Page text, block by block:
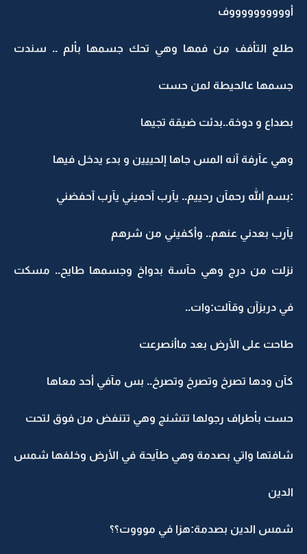
أووووووووووف
طلع التأفف من فمها وهي تحك جسمها بألم .. سندت
جسمها عالحيطة لمن حست
بصداع و دوخة..بدئت ضيقة تجيها
وهي عآرفة آنه المس جاها إلحييين و بدء يدخل فيها
:بسم الله رحمآن رحييم.. يآرب آحميني يآرب آحفضني
يآرب بعدني عنهم.. وأكفيني من شرهم
نزلت من درج وهي حآسة بدواخ وجسمها طايح.. مسكت
في دربزآن وقآلت:وات..
طاحت على الأرض بعد ماأنصرعت
كآن ودها تصرخ وتصرخ وتصرخ.. بس مآفي أحد معاها
حست بأطراف رجولها تتشنج وهي تتنفض من فوق لتحت
شافتها واتي بصدمة وهي طآيحة في الأرض وخلفها شمس
الدين
شمس الدين بصدمة:هزا في موووت؟؟